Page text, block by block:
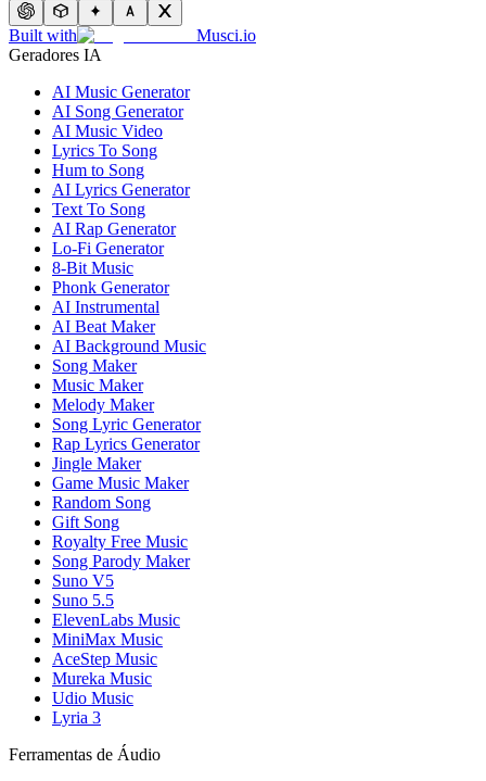
Built with
Musci.io
Geradores IA
AI Music Generator
AI Song Generator
AI Music Video
Lyrics To Song
Hum to Song
AI Lyrics Generator
Text To Song
AI Rap Generator
Lo-Fi Generator
8-Bit Music
Phonk Generator
AI Instrumental
AI Beat Maker
AI Background Music
Song Maker
Music Maker
Melody Maker
Song Lyric Generator
Rap Lyrics Generator
Jingle Maker
Game Music Maker
Random Song
Gift Song
Royalty Free Music
Song Parody Maker
Suno V5
Suno 5.5
ElevenLabs Music
MiniMax Music
AceStep Music
Mureka Music
Udio Music
Lyria 3
Ferramentas de Áudio